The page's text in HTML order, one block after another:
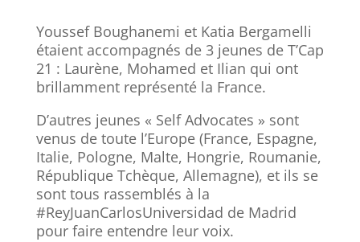
Youssef Boughanemi et Katia Bergamelli
étaient accompagnés de 3 jeunes de T’Cap
21 : Laurène, Mohamed et Ilian qui ont
brillamment représenté la France.
D’autres jeunes « Self Advocates » sont
venus de toute l’Europe (France, Espagne,
Italie, Pologne, Malte, Hongrie, Roumanie,
République Tchèque, Allemagne), et ils se
sont tous rassemblés à la
#ReyJuanCarlosUniversidad de Madrid
pour faire entendre leur voix.